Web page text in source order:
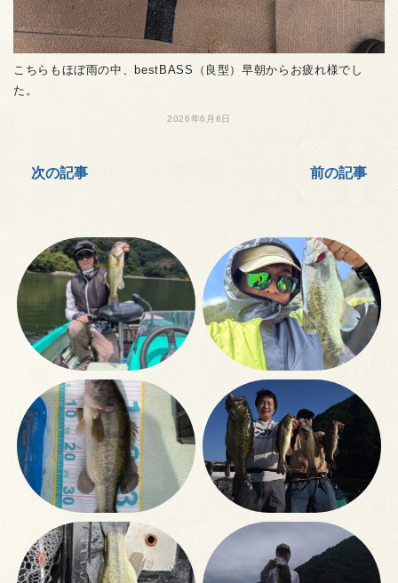
こちらもほぼ雨の中、bestBASS（良型）早朝からお疲れ様でし
た。
2026年6月8日
次の記事 前の記事